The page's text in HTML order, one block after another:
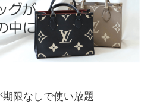
限なしで使い放題